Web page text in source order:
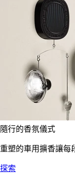
隨行的香氛儀式
重塑的車用擴香讓每
探索